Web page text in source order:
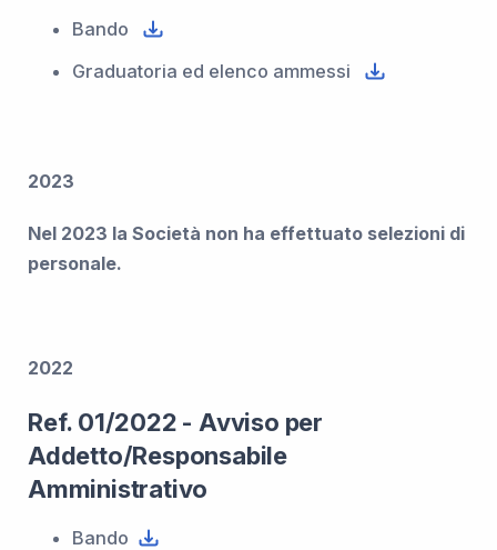
Bando
Graduatoria ed elenco ammessi
2023
Nel 2023 la Società non ha effettuato selezioni di
personale.
2022
Ref. 01/2022 - Avviso per
Addetto/Responsabile
Amministrativo
Bando